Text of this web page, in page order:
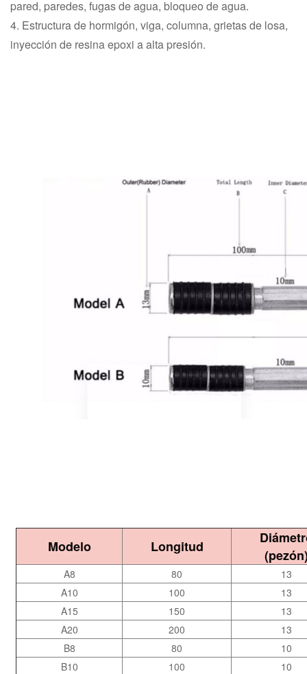
pared, paredes, fugas de agua, bloqueo de agua.
4. Estructura de hormigón, viga, columna, grietas de losa,
inyección de resina epoxi a alta presión.
Modelo Longitud
A8 80
13
A10
100
13
A15
150
13
A20
200
13
B8
80
10
B10
100
10